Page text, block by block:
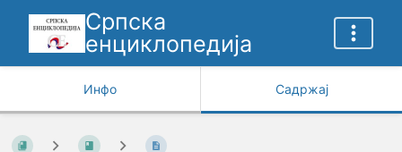
Српска
енциклопедија
Инфо Садржај